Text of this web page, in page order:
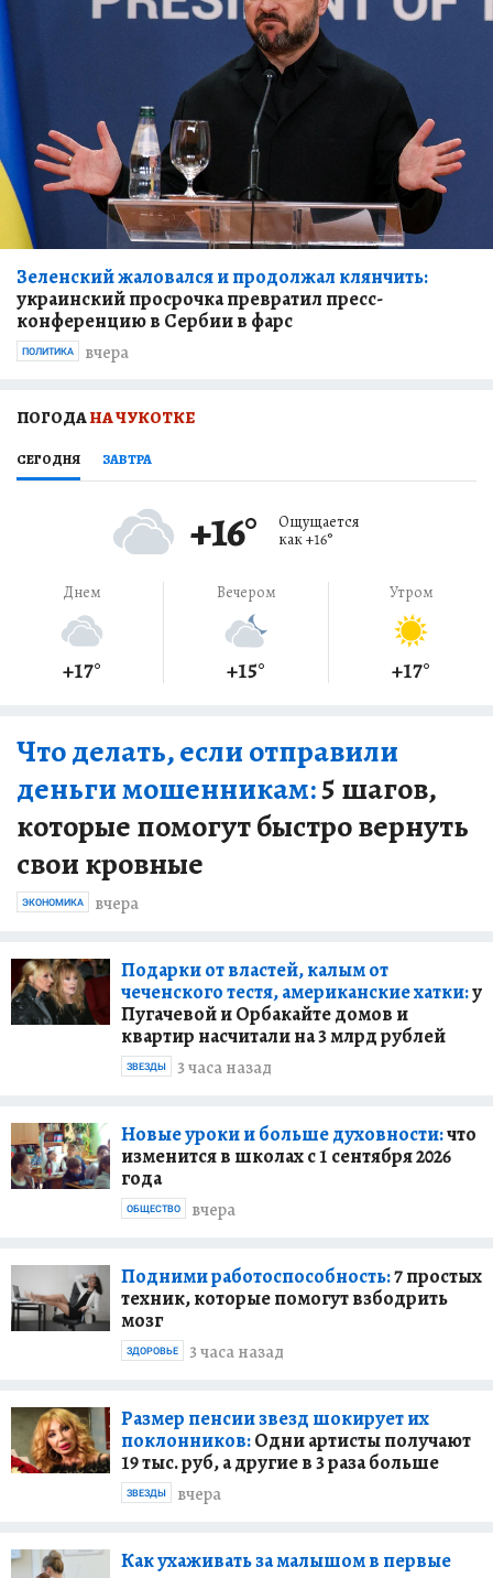
Зеленский жаловался и продолжал клянчить:
украинский просрочка превратил пресс-
конференцию в Сербии в фарс
вчера
ПОЛИТИКА
Что делать, если отправили
деньги мошенникам:5 шагов,
которые помогут быстро вернуть
свои кровные
вчера
ЭКОНОМИКА
Подарки от властей, калым от
чеченского тестя, американские хатки:у
Пугачевой и Орбакайте домов и
квартир насчитали на 3 млрд рублей
3 часа назад
ЗВЕЗДЫ
Новые уроки и больше духовности:что
изменится в школах с 1 сентября 2026
года
вчера
ОБЩЕСТВО
Подними работоспособность:7 простых
техник, которые помогут взбодрить
мозг
3 часа назад
ЗДОРОВЬЕ
Размер пенсии звезд шокирует их
поклонников:Одни артисты получают
19 тыс. руб, а другие в 3 раза больше
вчера
ЗВЕЗДЫ
Как ухаживать за малышом в первые
ПОГОДАНА ЧУКОТКЕ
СЕГОДНЯ ЗАВТРА
+16°
Ощущается
как+16°
Днем
+17°
Вечером
+15°
Утром
+17°